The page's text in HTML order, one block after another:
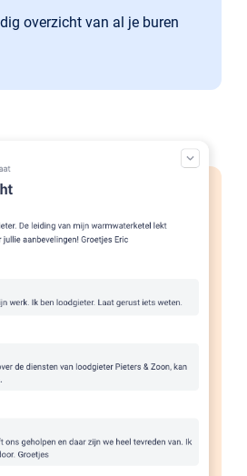
overzicht van al je buren